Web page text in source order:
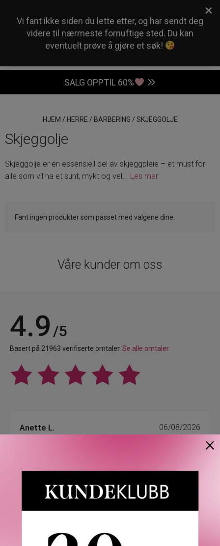
0
SALG OPPTIL 60%
HJEM / HERRE / BARBERING / SKJEGGOLJE
Skjeggolje
Skjeggolje er en essensiell del av skjeggpleie – et must for
alle som vil ha et sunt, mykt og vel... Les mer
Fant ingen produkter som passet med valgene dine.
Våre kunder om oss
4.9 /5
Basert på 21963 verifiserte omtaler. Se alle omtaler.
Anette L. 06/08/2026
Topp
×
×
Vi fant ikke siden du lette etter, og har sendt deg
videre til nærmeste fornuftige sted. Du kan
eventuelt prøve å gjøre et søk!